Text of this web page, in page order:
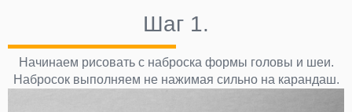
Шаг 1.
Начинаем рисовать с наброска формы головы и шеи.
Набросок выполняем не нажимая сильно на карандаш.